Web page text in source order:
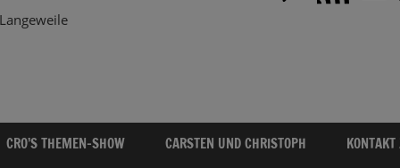
CRO’S THEMEN-SHOW CARSTEN UND CHRISTOPH